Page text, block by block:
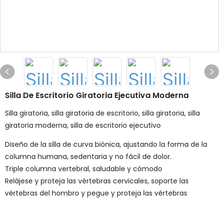
Silla De Escritorio Giratoria Ejecutiva Moderna
Silla giratoria, silla giratoria de escritorio, silla giratoria, silla
giratoria moderna, silla de escritorio ejecutivo
Diseño de la silla de curva biónica, ajustando la forma de la
columna humana, sedentaria y no fácil de dolor.
Triple columna vertebral, saludable y cómodo
Relájese y proteja las vértebras cervicales, soporte las
vértebras del hombro y pegue y proteja las vértebras